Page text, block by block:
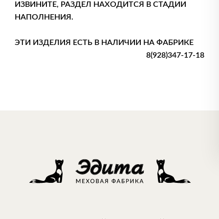
ИЗВИНИТЕ, РАЗДЕЛ НАХОДИТСЯ В СТАДИИ
НАПОЛНЕНИЯ.
ЭТИ ИЗДЕЛИЯ ЕСТЬ В НАЛИЧИИ НА ФАБРИКЕ
8(928)347-17-18